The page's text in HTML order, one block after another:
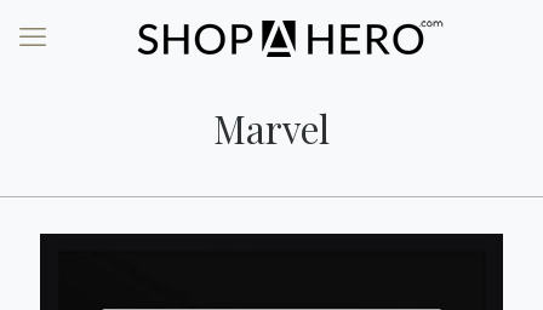
Marvel